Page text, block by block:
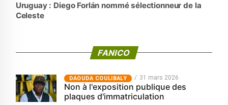
Uruguay : Diego Forlán nommé sélectionneur de la
Celeste
FANICO
‎DAOUDA COULIBALY 31 mars 2026
Non à l'exposition publique des
plaques d'immatriculation